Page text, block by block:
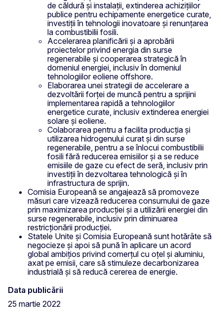
de căldură și instalații, extinderea achizițiilor
publice pentru echipamente energetice curate,
investiții în tehnologii inovatoare și renunțarea
la combustibilii fosili.
Accelerarea planificării și a aprobării
proiectelor privind energia din surse
regenerabile și cooperarea strategică în
domeniul energiei, inclusiv în domeniul
tehnologiilor eoliene offshore.
Elaborarea unei strategii de accelerare a
dezvoltării forței de muncă pentru a sprijini
implementarea rapidă a tehnologiilor
energetice curate, inclusiv extinderea energiei
solare și eoliene.
Colaborarea pentru a facilita producția și
utilizarea hidrogenului curat și din surse
regenerabile, pentru a se înlocui combustibilii
fosili fără reducerea emisiilor și a se reduce
emisiile de gaze cu efect de seră, inclusiv prin
investiții în dezvoltarea tehnologică și în
infrastructura de sprijin.
Comisia Europeană se angajează să promoveze
măsuri care vizează reducerea consumului de gaze
prin maximizarea producției și a utilizării energiei din
surse regenerabile, inclusiv prin diminuarea
restricționării producției.
Statele Unite și Comisia Europeană sunt hotărâte să
negocieze și apoi să pună în aplicare un acord
global ambițios privind comerțul cu oțel și aluminiu,
axat pe emisii, care să stimuleze decarbonizarea
industrială și să reducă cererea de energie.
Data publicării
25 martie 2022